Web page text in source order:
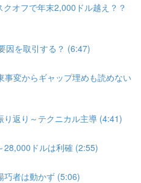
オフで年末2,000ドル越え？？
因を取引する？ (6:47)
事変からギャップ埋めも読めない
り返り～テクニカル主導 (4:41)
28,000ドルは利確 (2:55)
巧者は動かず (5:06)